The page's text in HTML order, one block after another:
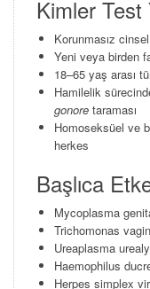
Kimler Test
Korunmasız
Yeni veya birden
18–65 yaş arası
Hamilelik
gonore taraması
Homoseksüel ve
herkes
Başlıca
Mycoplasma
Trichomonas
Ureaplasma
Haemophilus
Herpes simplex